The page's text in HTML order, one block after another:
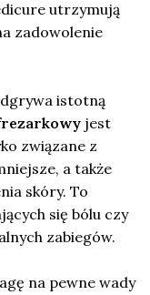
utrzymują
zadowolenie
istotną
jest
związane z
a także
skóry. To
się bólu czy
zabiegów.
na pewne wady